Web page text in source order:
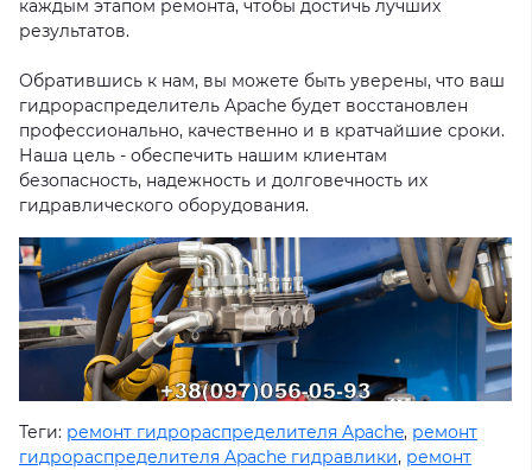
каждым этапом ремонта, чтобы достичь лучших
результатов.
Обратившись к нам, вы можете быть уверены, что ваш
гидрораспределитель Apache будет восстановлен
профессионально, качественно и в кратчайшие сроки.
Наша цель - обеспечить нашим клиентам
безопасность, надежность и долговечность их
гидравлического оборудования.
Теги: ремонт гидрораспределителя Apache, ремонт
гидрораспределителя Apache гидравлики, ремонт